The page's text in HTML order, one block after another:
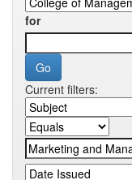
for
Current filters: